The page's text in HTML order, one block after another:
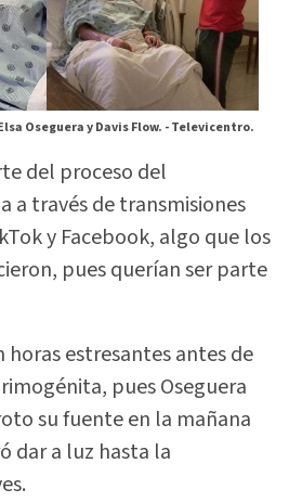
Oseguera y Davis Flow. -Televicentro.
del proceso del
a través de transmisiones
y Facebook, algo que los
pues querían ser parte
horas estresantes antes de
pues Oseguera
su fuente en la mañana
dar a luz hasta la